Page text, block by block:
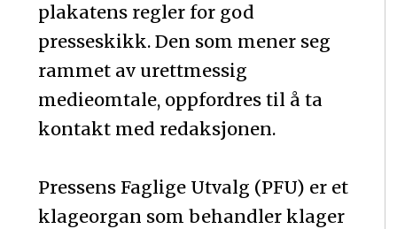
plakatens regler for god
presseskikk. Den som mener seg
rammet av urettmessig
medieomtale, oppfordres til å ta
kontakt med redaksjonen.
Pressens Faglige Utvalg (PFU) er et
klageorgan som behandler klager